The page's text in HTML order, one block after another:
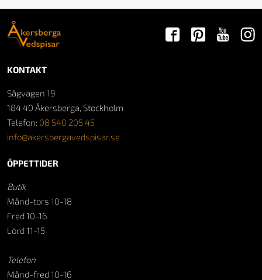
KONTAKT
Sågvägen 19
184 40 Åkersberga, Stockholm
Telefon: 08 540 205 45
info@akersbergavedspisar.se
ÖPPETTIDER
Butik
Månd-tors 10-18
Fred 10-16
Lörd 11-15
Telefon
Månd-fred 10-16